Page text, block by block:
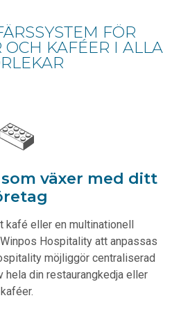
FÖR
OCH KAFÉER I ALLA
växer med ditt
kafé eller en multinationell
Hospitality att anpassas
möjliggör centraliserad
hela din restaurangkedja eller
kaféer.